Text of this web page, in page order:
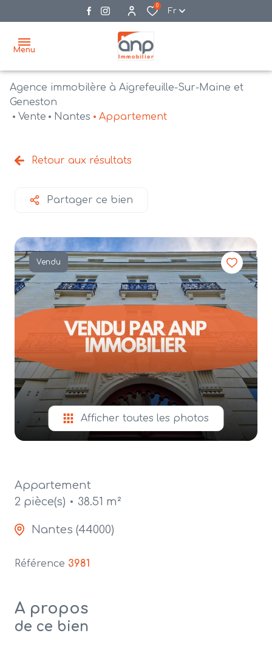
0
Fr
Menu
accueil
vente
agences
estimation
alerte
e-
mail
Agence immobilère à Aigrefeuille-Sur-Maine et
Geneston
Vente
Nantes Appartement
Retour aux résultats
Partager ce bien
Vendu
Afficher toutes les photos
Appartement
2 pièce(s)
38.51 m²
Nantes (44000)
Référence 3981
A propos
de ce bien